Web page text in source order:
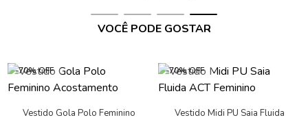
VOCÊ PODE GOSTAR
-70% OFF
Vestido Gola Polo Feminino
-70% OFF
Vestido Midi PU Saia Fluida